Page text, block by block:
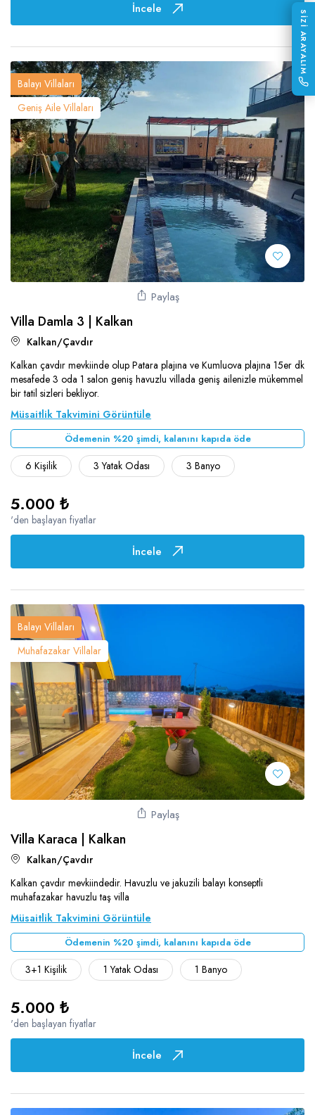
İncele
Balayı Villaları
Geniş Aile Villaları
Paylaş
Villa Damla 3 | Kalkan
Kalkan/Çavdır
Kalkan çavdır mevkiinde olup Patara plajına ve Kumluova plajına 15er dk
mesafede 3 oda 1 salon geniş havuzlu villada geniş ailenizle mükemmel
bir tatil sizleri bekliyor.
Müsaitlik Takvimini Görüntüle
Ödemenin %20 şimdi, kalanını kapıda öde
6 Kişilik 3 Yatak Odası 3 Banyo
5.000 ₺
'den başlayan fiyatlar
İncele
Balayı Villaları
Muhafazakar Villalar
Paylaş
Villa Karaca | Kalkan
Kalkan/Çavdır
Kalkan çavdır mevkiindedir. Havuzlu ve jakuzili balayı konseptli
muhafazakar havuzlu taş villa
Müsaitlik Takvimini Görüntüle
Ödemenin %20 şimdi, kalanını kapıda öde
3+1 Kişilik 1 Yatak Odası 1 Banyo
5.000 ₺
'den başlayan fiyatlar
İncele
SİZİ ARAYALIM